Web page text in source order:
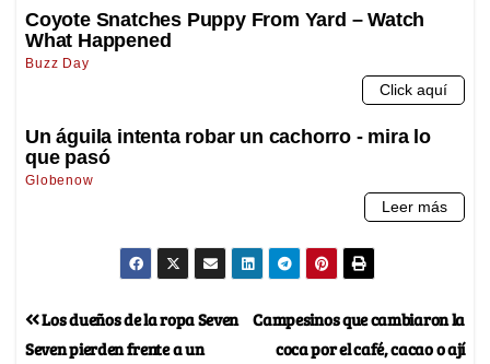
Campesinos que cambiaron la
coca por el café, cacao o ají
Los dueños de la ropa Seven
Seven pierden frente a un